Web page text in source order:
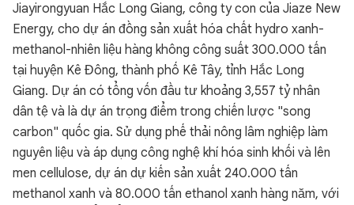
Jiayirongyuan Hắc Long Giang, công ty con của Jiaze New
Energy, cho dự án đồng sản xuất hóa chất hydro xanh-
methanol-nhiên liệu hàng không công suất 300.000 tấn
tại huyện Kê Đông, thành phố Kê Tây, tỉnh Hắc Long
Giang. Dự án có tổng vốn đầu tư khoảng 3,557 tỷ nhân
dân tệ và là dự án trọng điểm trong chiến lược "song
carbon" quốc gia. Sử dụng phế thải nông lâm nghiệp làm
nguyên liệu và áp dụng công nghệ khí hóa sinh khối và lên
men cellulose, dự án dự kiến sản xuất 240.000 tấn
methanol xanh và 80.000 tấn ethanol xanh hàng năm, với